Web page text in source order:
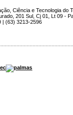
Ciência e Tecnologia do
201 Sul, Cj 01, Lt 09 -
| (63) 3213-2596